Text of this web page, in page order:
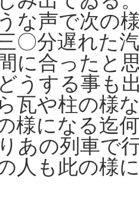
な声で次の
〇分遅れた
に合ったと
うする事も
瓦や柱の様
様になる迄
あの列車で
人も此の様